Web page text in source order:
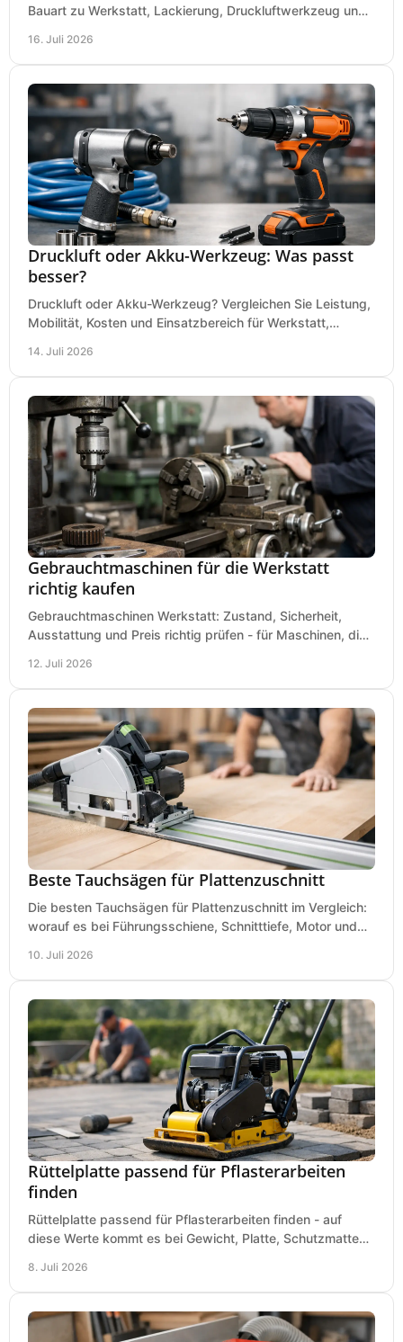
Bauart zu Werkstatt, Lackierung, Druckluftwerkzeug und
16. Juli 2026
Druckluft oder Akku-Werkzeug: Was passt
besser?
Druckluft oder Akku-Werkzeug? Vergleichen Sie Leistung,
Mobilität, Kosten und Einsatzbereich für Werkstatt,
14. Juli 2026
Gebrauchtmaschinen für die Werkstatt
richtig kaufen
Gebrauchtmaschinen Werkstatt: Zustand, Sicherheit,
Ausstattung und Preis richtig prüfen - für Maschinen, die
12. Juli 2026
Beste Tauchsägen für Plattenzuschnitt
Die besten Tauchsägen für Plattenzuschnitt im Vergleich:
worauf es bei Führungsschiene, Schnitttiefe, Motor und
10. Juli 2026
Rüttelplatte passend für Pflasterarbeiten
finden
Rüttelplatte passend für Pflasterarbeiten finden - auf
diese Werte kommt es bei Gewicht, Platte, Schutzmatte
8. Juli 2026